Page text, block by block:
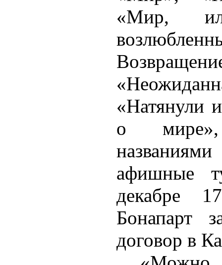
«Мир,
«Натянули
о
афишные
декабре
Бонапарт
договор в